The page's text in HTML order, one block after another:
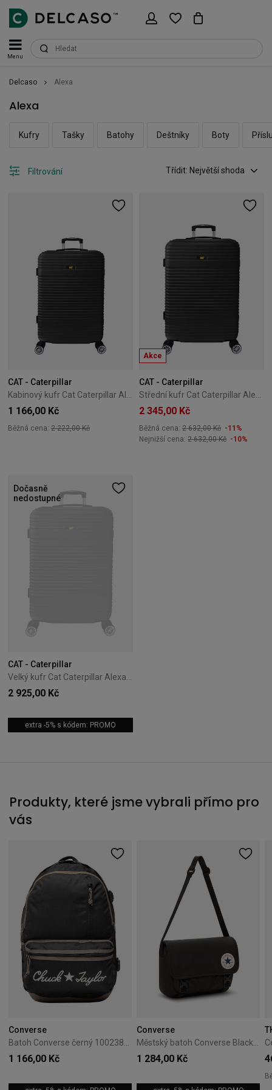
Menu
Delcaso Alexa
Alexa
Kufry Tašky Batohy Deštníky Boty
Třídit: Největší shoda
Filtrování
CAT - Caterpillar
1 166,00 Kč
Běžná cena: 2 222,00 Kč
Akce
CAT - Caterpillar
2 345,00 Kč
Běžná cena: 2 632,00 Kč -11%
Nejnižší cena: 2 632,00 Kč -10%
Dočasně
nedostupné
CAT - Caterpillar
Velký kufr Cat Caterpillar Alexa 77 cm černý
2 925,00 Kč
extra -5% s kódem: PROMO
Produkty, které jsme vybrali přímo pro
vás
Converse
Batoh Converse černý 10023813-A01
1 166,00 Kč
Converse
Městský batoh Converse Black 10026011-A01
1 284,00 Kč